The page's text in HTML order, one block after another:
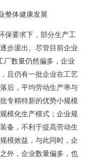
整体健康发展
保要求下，部分生产工
步退出。尽管目前企业
厂数量仍然偏多，企业
且仍有一批企业在工艺
后，平均劳动生产率与
专精特新的优势小规模
模化生产模式；企业规
备，不利于提高劳动生
模效益，与此同时，企
外，企业数量偏多，也